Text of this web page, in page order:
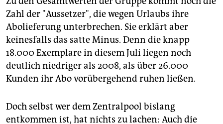
Zahl der "Aussetzer", die wegen Urlaubs ihre
Abolieferung unterbrechen. Sie erklärt aber
keinesfalls das satte Minus. Denn die knapp
18.000 Exemplare in diesem Juli liegen noch
deutlich niedriger als 2008, als über 26.000
Kunden ihr Abo vorübergehend ruhen ließen.
Doch selbst wer dem Zentralpool bislang
entkommen ist, hat nichts zu lachen: Auch die